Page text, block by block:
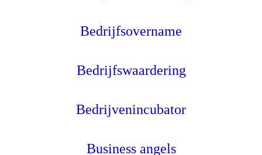
Bedrijfsovername
Bedrijfswaardering
Bedrijvenincubator
Business angels